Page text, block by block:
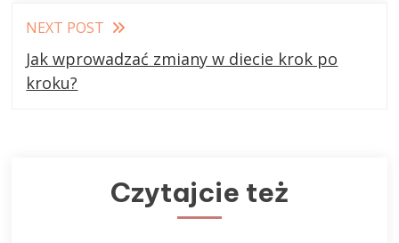
NEXT POST
Jak wprowadzać zmiany w diecie krok po
kroku?
Czytajcie też